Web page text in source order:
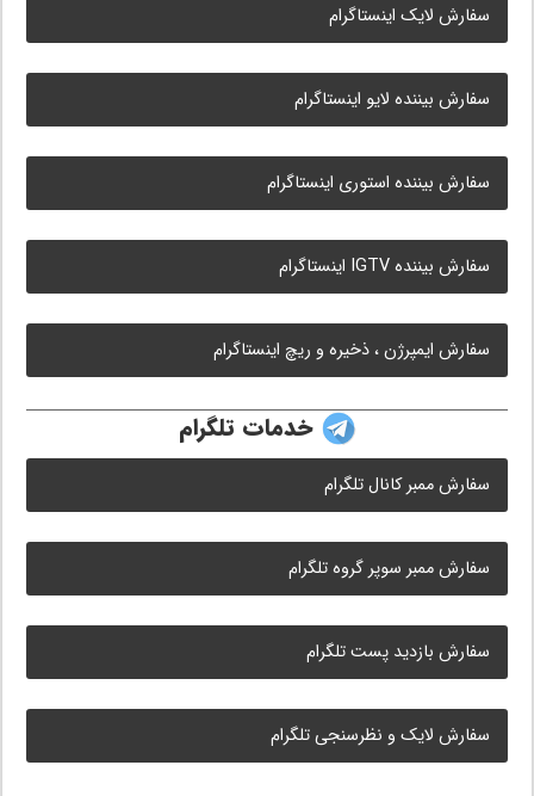
سفارش لایک اینستاگرام
سفارش بیننده لایو اینستاگرام
سفارش بیننده استوری اینستاگرام
سفارش بیننده IGTV اینستاگرام
سفارش ایمپرژن ، ذخیره و ریچ اینستاگرام
خدمات تلگرام
سفارش ممبر کانال تلگرام
سفارش ممبر سوپر گروه تلگرام
سفارش بازدید پست تلگرام
سفارش لایک و نظرسنجی تلگرام